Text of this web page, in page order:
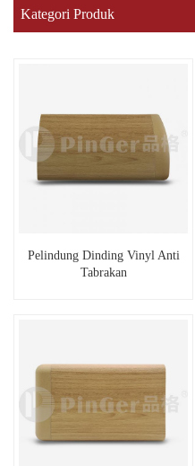
Kategori Produk
Pelindung Dinding Vinyl Anti
Tabrakan